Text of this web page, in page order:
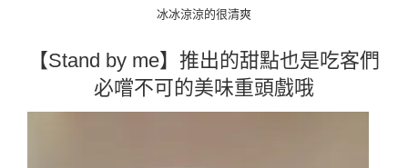
冰冰涼涼的很清爽
【Stand by me】推出的甜點也是吃客們
必嚐不可的美味重頭戲哦